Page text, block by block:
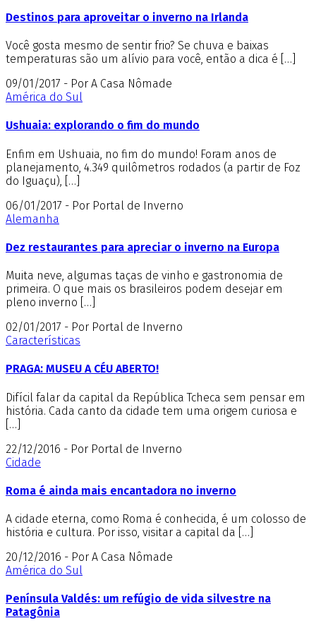
Destinos para aproveitar o inverno na Irlanda
Você gosta mesmo de sentir frio? Se chuva e baixas
temperaturas são um alívio para você, então a dica é […]
09/01/2017 - Por A Casa Nômade
América do Sul
Ushuaia: explorando o fim do mundo
Enfim em Ushuaia, no fim do mundo! Foram anos de
planejamento, 4.349 quilômetros rodados (a partir de Foz
do Iguaçu), […]
06/01/2017 - Por Portal de Inverno
Alemanha
Dez restaurantes para apreciar o inverno na Europa
Muita neve, algumas taças de vinho e gastronomia de
primeira. O que mais os brasileiros podem desejar em
pleno inverno […]
02/01/2017 - Por Portal de Inverno
Características
PRAGA: MUSEU A CÉU ABERTO!
Difícil falar da capital da República Tcheca sem pensar em
história. Cada canto da cidade tem uma origem curiosa e
[…]
22/12/2016 - Por Portal de Inverno
Cidade
Roma é ainda mais encantadora no inverno
A cidade eterna, como Roma é conhecida, é um colosso de
história e cultura. Por isso, visitar a capital da […]
20/12/2016 - Por A Casa Nômade
América do Sul
Península Valdés: um refúgio de vida silvestre na
Patagônia